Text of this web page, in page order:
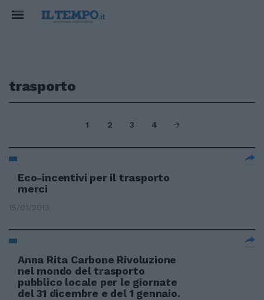
trasporto
1 2 3 4
Eco-incentivi per il trasporto
merci
15/01/2013
Anna Rita Carbone Rivoluzione
nel mondo del trasporto
pubblico locale per le giornate
del 31 dicembre e del 1 gennaio.